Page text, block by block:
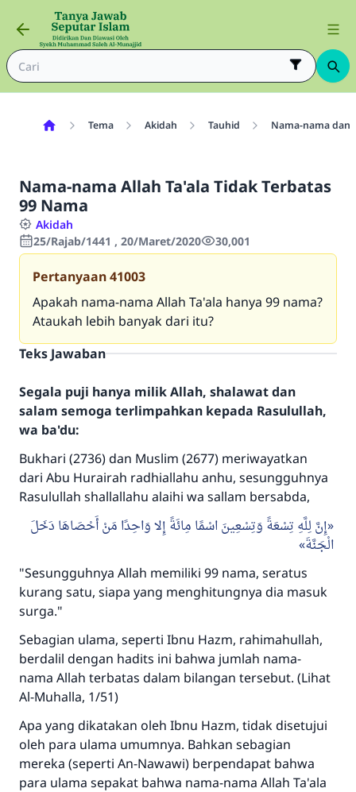
Tema Akidah Tauhid Nama-nama dan
Nama-nama Allah Ta'ala Tidak Terbatas
99 Nama
Akidah
25/Rajab/1441 , 20/Maret/2020
30,001
Pertanyaan41003
Apakah nama-nama Allah Ta'ala hanya 99 nama?
Ataukah lebih banyak dari itu?
Teks Jawaban
Segala puji hanya milik Allah, shalawat dan
salam semoga terlimpahkan kepada Rasulullah,
wa ba'du:
Bukhari (2736) dan Muslim (2677) meriwayatkan
dari Abu Hurairah radhiallahu anhu, sesungguhnya
Rasulullah shallallahu alaihi wa sallam bersabda,
إِنَّ لِلَّهِ تِسْعَةً وَتِسْعِينَ اسْمًا مِائَةً إِلا وَاحِدًا مَنْ أَحْصَاهَا دَخَلَ
الْجَنَّةَ
"Sesungguhnya Allah memiliki 99 nama, seratus
kurang satu, siapa yang menghitungnya dia masuk
surga."
Sebagian ulama, seperti Ibnu Hazm, rahimahullah,
berdalil dengan hadits ini bahwa jumlah nama-
nama Allah terbatas dalam bilangan tersebut. (Lihat
Al-Muhalla, 1/51)
Apa yang dikatakan oleh Ibnu Hazm, tidak disetujui
oleh para ulama umumnya. Bahkan sebagian
mereka (seperti An-Nawawi) berpendapat bahwa
para ulama sepakat bahwa nama-nama Allah Ta'ala